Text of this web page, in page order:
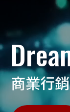
商業行銷